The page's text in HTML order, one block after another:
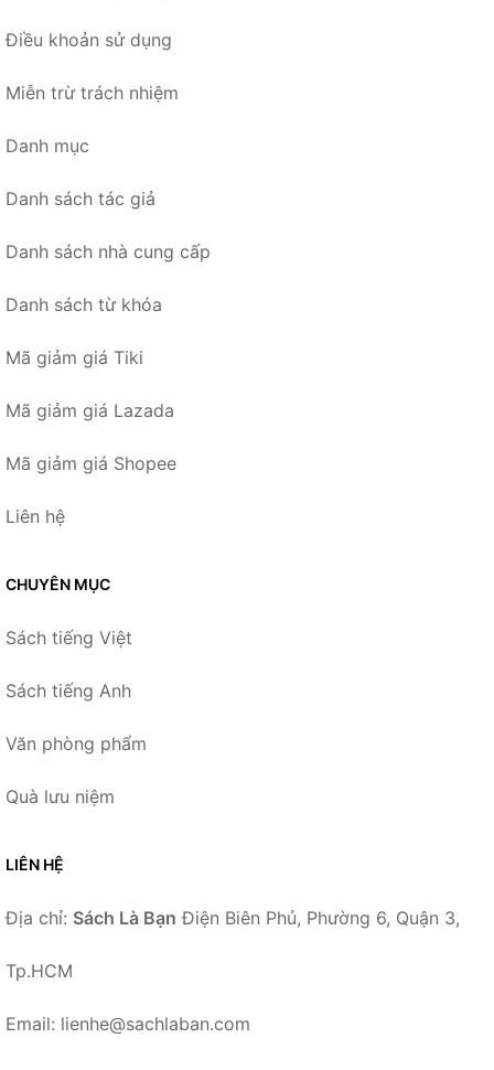
Điều khoản sử dụng
Miễn trừ trách nhiệm
Danh mục
Danh sách tác giả
Danh sách nhà cung cấp
Danh sách từ khóa
Mã giảm giá Tiki
Mã giảm giá Lazada
Mã giảm giá Shopee
Liên hệ
CHUYÊN MỤC
Sách tiếng Việt
Sách tiếng Anh
Văn phòng phẩm
Quà lưu niệm
LIÊN HỆ
Địa chỉ: Sách Là Bạn Điện Biên Phủ, Phường 6, Quận 3,
Tp.HCM
Email: lienhe@sachlaban.com